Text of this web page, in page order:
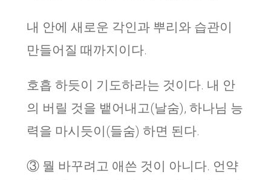
내 안에 새로운 각인과 뿌리와 습관이
만들어질 때까지이다.
호흡 하듯이 기도하라는 것이다. 내 안
의 버릴 것을 뱉어내고(날숨), 하나님 능
력을 마시듯이(들숨) 하면 된다.
③ 뭘 바꾸려고 애쓴 것이 아니다. 언약